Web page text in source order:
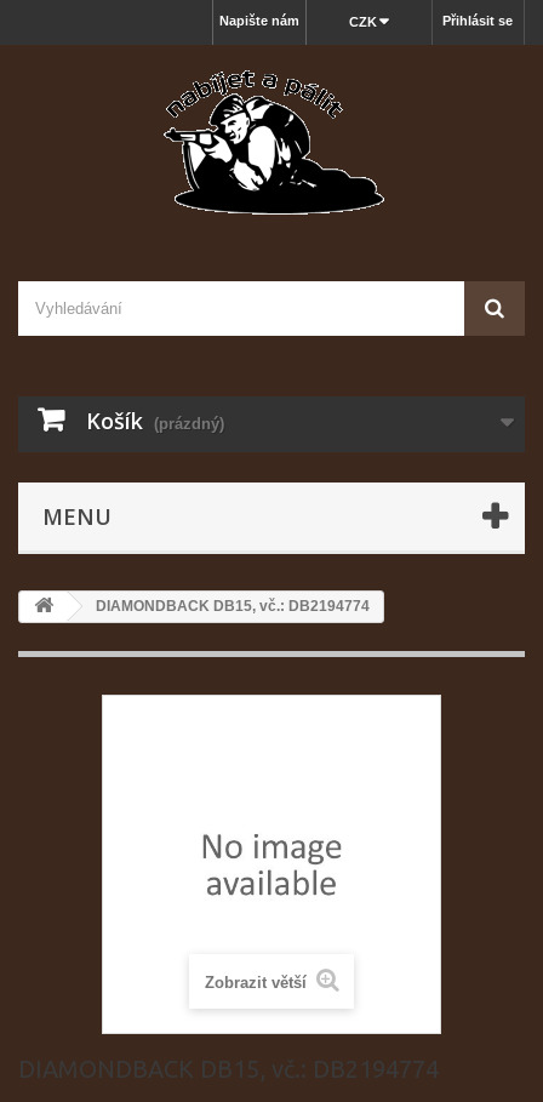
Přihlásit se
CZK
Napište nám
Košík (prázdný)
MENU
DIAMONDBACK DB15, vč.: DB2194774
Zobrazit větší
DIAMONDBACK DB15, vč.: DB2194774